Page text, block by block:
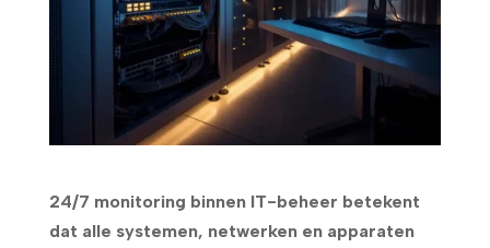
24/7 monitoring binnen IT-beheer betekent
dat alle systemen, netwerken en apparaten